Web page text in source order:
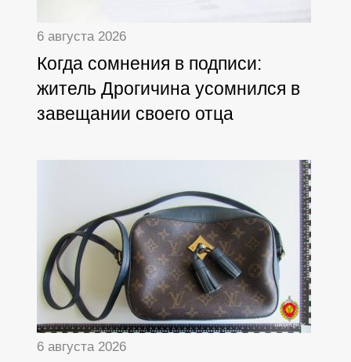
6 августа 2026
Когда сомнения в подписи:
житель Дрогичина усомнился в
завещании своего отца
6 августа 2026